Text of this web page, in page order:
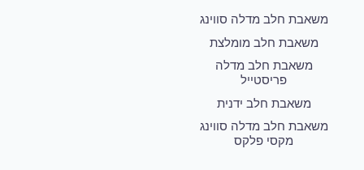
משאבת חלב מדלה סווינג
משאבת חלב מומלצת
משאבת חלב מדלה
פריסטייל
משאבת חלב ידנית
משאבת חלב מדלה סווינג
מקסי פלקס